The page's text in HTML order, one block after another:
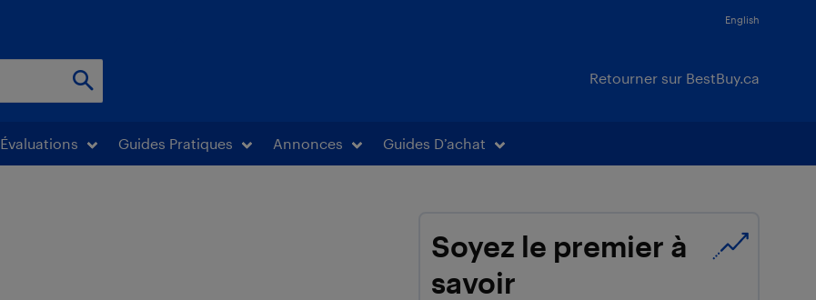
English
Retourner sur BestBuy.ca
Évaluations Guides Pratiques Annonces Guides D’achat
Soyez le premier à
savoir